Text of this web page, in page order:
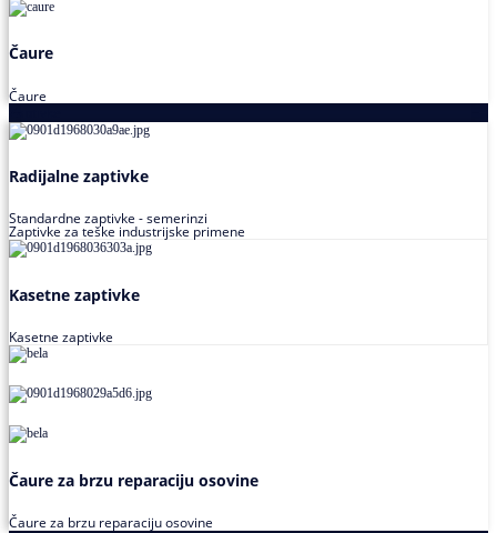
Čaure
Čaure
Radijalne zaptivke
Standardne zaptivke - semerinzi
Zaptivke za teške industrijske primene
Kasetne zaptivke
Kasetne zaptivke
Čaure za brzu reparaciju osovine
Čaure za brzu reparaciju osovine